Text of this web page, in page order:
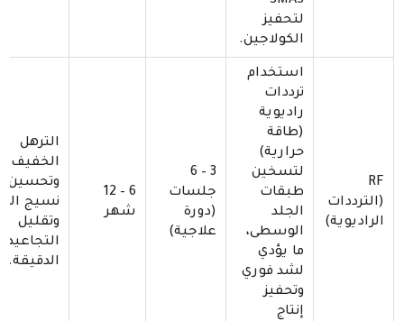
لتحفيز
الكولاجين.
RF
(الترددات
الراديوية)
استخدام
ترددات
راديوية
(طاقة
حرارية)
لتسخين
طبقات
الجلد
الوسطى،
ما يؤدي
لشد فوري
وتحفيز
إنتاج
3 – 6
جلسات
(دورة
علاجية)
6 – 12
شهر
الترهل
الخفيف،
وتحسين
نسيج
وتقليل
التجاعيد
الدقيقة.